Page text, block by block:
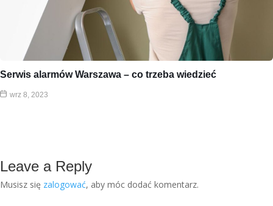
Serwis alarmów Warszawa – co trzeba wiedzieć
wrz 8, 2023
Leave a Reply
Musisz się zalogować, aby móc dodać komentarz.